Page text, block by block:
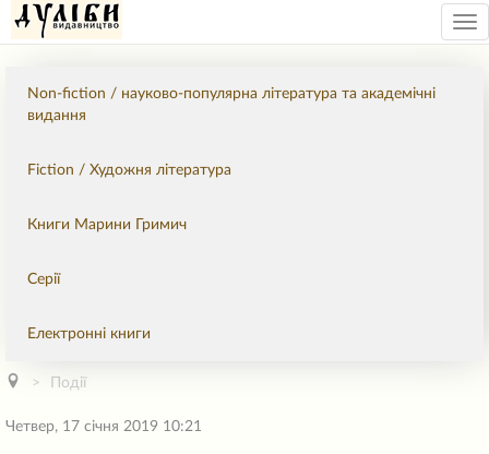
Non-fiction / науково-популярна література та академічні
видання
Fiction / Художня література
Книги Марини Гримич
Серії
Електронні книги
Події
Четвер, 17 січня 2019 10:21